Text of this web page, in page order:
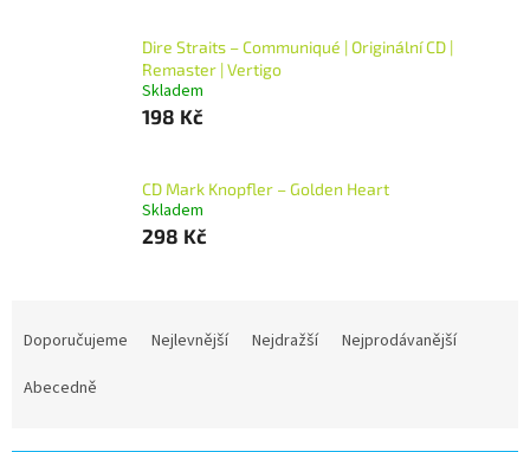
Dire Straits – Communiqué | Originální CD |
Remaster | Vertigo
Skladem
198 Kč
CD Mark Knopfler – Golden Heart
Skladem
298 Kč
Doporučujeme Nejlevnější Nejdražší
Nejprodávanější
Abecedně